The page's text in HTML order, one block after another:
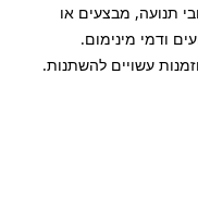
תנועה, מבצעים או
ודמי מינימום.
עשויים להשתנות.